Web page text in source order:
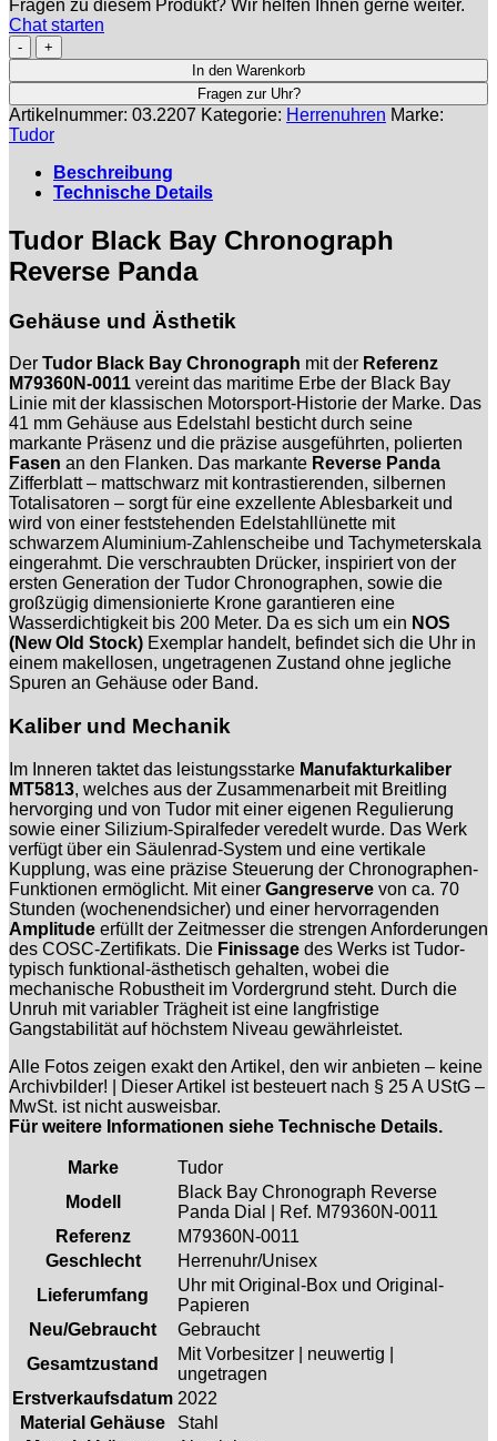
Fragen zu diesem Produkt? Wir helfen Ihnen gerne weiter.
Chat starten
TUDOR
|
Black
Bay
Chronograph
Reverse
Panda
Dial
M79360N-
0011
-
Set
NOS
Menge
In den Warenkorb
Fragen zur Uhr?
Artikelnummer: 03.2207 Kategorie: Herrenuhren Marke:
Tudor
Beschreibung
Technische Details
Tudor Black Bay Chronograph
Reverse Panda
Gehäuse und Ästhetik
Der Tudor Black Bay Chronograph mit der Referenz
M79360N-0011 vereint das maritime Erbe der Black Bay
Linie mit der klassischen Motorsport-Historie der Marke. Das
41 mm Gehäuse aus Edelstahl besticht durch seine
markante Präsenz und die präzise ausgeführten, polierten
Fasen an den Flanken. Das markante Reverse Panda
Zifferblatt – mattschwarz mit kontrastierenden, silbernen
Totalisatoren – sorgt für eine exzellente Ablesbarkeit und
wird von einer feststehenden Edelstahllünette mit
schwarzem Aluminium-Zahlenscheibe und Tachymeterskala
eingerahmt. Die verschraubten Drücker, inspiriert von der
ersten Generation der Tudor Chronographen, sowie die
großzügig dimensionierte Krone garantieren eine
Wasserdichtigkeit bis 200 Meter. Da es sich um ein NOS
(New Old Stock) Exemplar handelt, befindet sich die Uhr in
einem makellosen, ungetragenen Zustand ohne jegliche
Spuren an Gehäuse oder Band.
Kaliber und Mechanik
Im Inneren taktet das leistungsstarke Manufakturkaliber
MT5813, welches aus der Zusammenarbeit mit Breitling
hervorging und von Tudor mit einer eigenen Regulierung
sowie einer Silizium-Spiralfeder veredelt wurde. Das Werk
verfügt über ein Säulenrad-System und eine vertikale
Kupplung, was eine präzise Steuerung der Chronographen-
Funktionen ermöglicht. Mit einer Gangreserve von ca. 70
Stunden (wochenendsicher) und einer hervorragenden
Amplitude erfüllt der Zeitmesser die strengen Anforderungen
des COSC-Zertifikats. Die Finissage des Werks ist Tudor-
typisch funktional-ästhetisch gehalten, wobei die
mechanische Robustheit im Vordergrund steht. Durch die
Unruh mit variabler Trägheit ist eine langfristige
Gangstabilität auf höchstem Niveau gewährleistet.
Alle Fotos zeigen exakt den Artikel, den wir anbieten – keine
Archivbilder! | Dieser Artikel ist besteuert nach § 25 A UStG –
MwSt. ist nicht ausweisbar.
Für weitere Informationen siehe Technische Details.
Marke
Tudor
Modell
Black Bay Chronograph Reverse
Panda Dial | Ref. M79360N-0011
Referenz
M79360N-0011
Geschlecht
Herrenuhr/Unisex
Lieferumfang
Uhr mit Original-Box und Original-
Papieren
Neu/Gebraucht
Gebraucht
Gesamtzustand
Mit Vorbesitzer | neuwertig |
ungetragen
Erstverkaufsdatum 2022
Material Gehäuse
Stahl